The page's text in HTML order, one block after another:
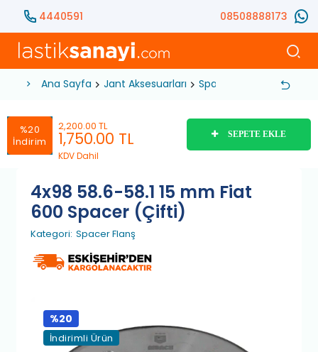
4440591 08508888173
Ana Sayfa Jant Aksesuarları Spacer Flanş 4x98
%20
İndirim
2,200.00 TL
1,750.00 TL
KDV Dahil
SEPETE EKLE
4x98 58.6-58.1 15 mm Fiat
600 Spacer (Çifti)
Kategori: Spacer Flanş
%20
İndirimli Ürün